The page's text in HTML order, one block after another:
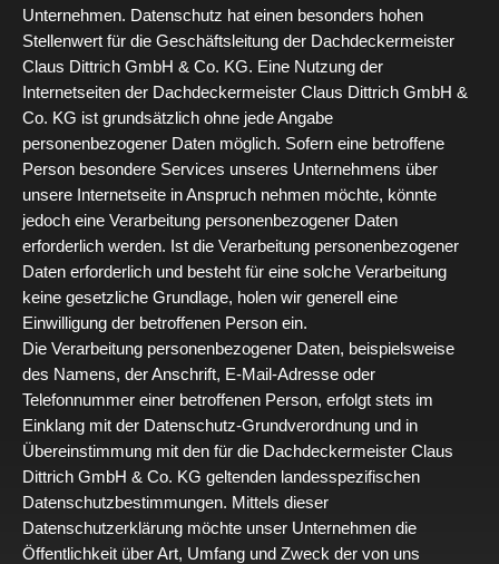
Unternehmen. Datenschutz hat einen besonders hohen
Stellenwert für die Geschäftsleitung der Dachdeckermeister
Claus Dittrich GmbH & Co. KG. Eine Nutzung der
Internetseiten der Dachdeckermeister Claus Dittrich GmbH &
Co. KG ist grundsätzlich ohne jede Angabe
personenbezogener Daten möglich. Sofern eine betroffene
Person besondere Services unseres Unternehmens über
unsere Internetseite in Anspruch nehmen möchte, könnte
jedoch eine Verarbeitung personenbezogener Daten
erforderlich werden. Ist die Verarbeitung personenbezogener
Daten erforderlich und besteht für eine solche Verarbeitung
keine gesetzliche Grundlage, holen wir generell eine
Einwilligung der betroffenen Person ein.
Die Verarbeitung personenbezogener Daten, beispielsweise
des Namens, der Anschrift, E-Mail-Adresse oder
Telefonnummer einer betroffenen Person, erfolgt stets im
Einklang mit der Datenschutz-Grundverordnung und in
Übereinstimmung mit den für die Dachdeckermeister Claus
Dittrich GmbH & Co. KG geltenden landesspezifischen
Datenschutzbestimmungen. Mittels dieser
Datenschutzerklärung möchte unser Unternehmen die
Öffentlichkeit über Art, Umfang und Zweck der von uns